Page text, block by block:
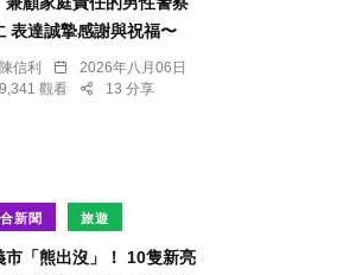
表達誠摯感謝與祝福〜
陳信利
2026年八月06日
9,341 觀看
13 分享
新聞 旅遊
市「熊出沒」！ 10隻新亮